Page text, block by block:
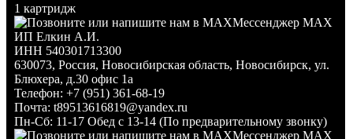
1 картридж
Мессенджер MAX
ИП Елкин А.И.
ИНН 540301713300
630073, Россия, Новосибирская область, Новосибирск, ул.
Блюхера, д.30 офис 1а
Телефон: +7 (951) 361-68-19
Почта: t89513616819@yandex.ru
Пн-Сб: 11-17 Обед с 13-14 (По предварительному звонку)
Мессенджер MAX